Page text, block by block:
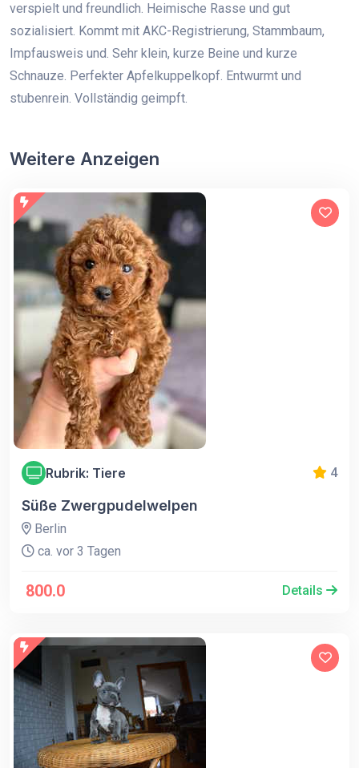
verspielt und freundlich. Heimische Rasse und gut
sozialisiert. Kommt mit AKC-Registrierung, Stammbaum,
Impfausweis und. Sehr klein, kurze Beine und kurze
Schnauze. Perfekter Apfelkuppelkopf. Entwurmt und
stubenrein. Vollständig geimpft.
Weitere Anzeigen
Rubrik: Tiere 4
Süße Zwergpudelwelpen
Berlin
ca. vor 3 Tagen
800.0 Details